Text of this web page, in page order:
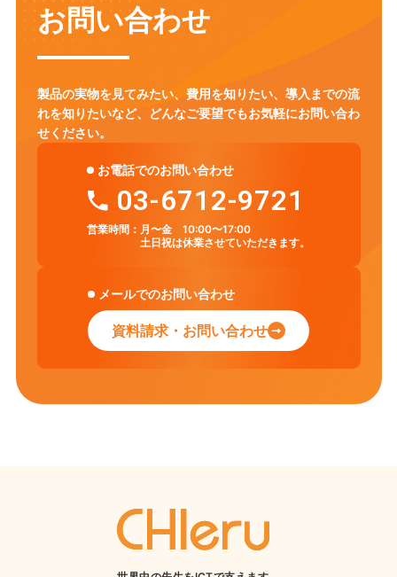
お問い合わせ
製品の実物を見てみたい、費用を知りたい、導入までの流
れを知りたいなど、
どんなご要望でもお気軽にお問い合わ
せください。
お電話でのお問い合わせ
03-6712-9721
営業時間： 月〜金 10:00〜17:00
土日祝は休業させていただきます。
メールでのお問い合わせ
資料請求・お問い合わせ